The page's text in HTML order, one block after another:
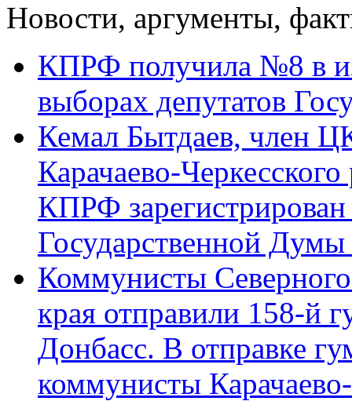
Новости, аргументы,
КПРФ получила №8 в
выборах депутатов
Кемал Бытдаев, член
Карачаево-
КПРФ
Государственной
Коммунисты Северного
края отправили 158-й
Донбасс. В отправке
коммунисты